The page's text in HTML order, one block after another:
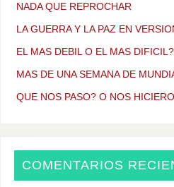
NADA QUE REPROCHAR
LA GUERRA Y LA PAZ EN
EL MAS DEBIL O EL MAS DIFICIL?
MAS DE UNA SEMANA DE
QUE NOS PASO? O NOS
COMENTARIOS